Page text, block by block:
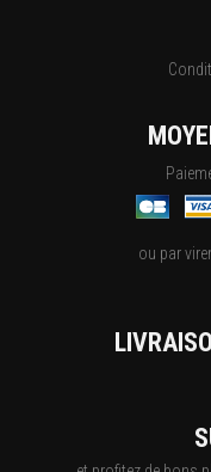
ou par